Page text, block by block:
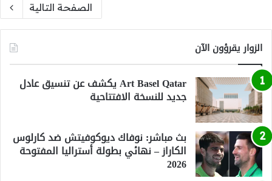
الصفحة التالية
الزوار يقرؤون الآن
Art Basel Qatar يكشف عن تنسيق عادل
جديد للنسخة الافتتاحية
بث مباشر: نوفاك ديوكوفيتش ضد كارلوس
الكاراز – نهائي بطولة أستراليا المفتوحة
2026